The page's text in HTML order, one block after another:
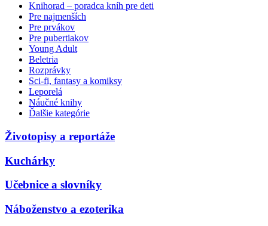
Knihorad – poradca kníh pre deti
Pre najmenších
Pre prvákov
Pre pubertiakov
Young Adult
Beletria
Rozprávky
Sci-fi, fantasy a komiksy
Leporelá
Náučné knihy
Ďalšie kategórie
Životopisy a reportáže
Kuchárky
Učebnice a slovníky
Náboženstvo a ezoterika